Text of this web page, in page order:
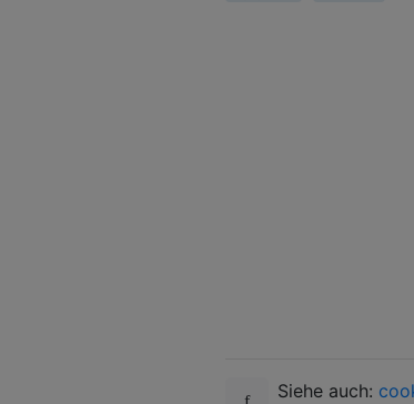
Siehe auch: